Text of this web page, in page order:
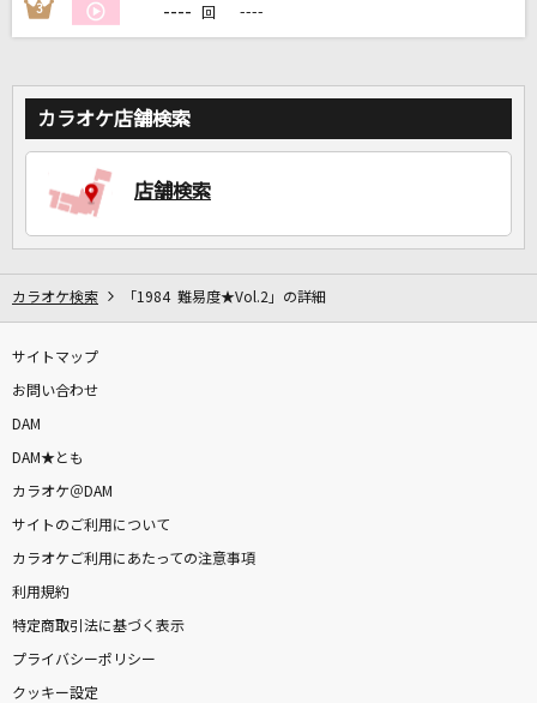
もっと見る
DAMの新曲・ランキングなど
カラオケ最新情報をチェック！
カラオケをもっと楽しもう！
3 ---- 回 ----
カラオケ店舗検索
店舗検索
カラオケ検索 「1984 難易度★Vol.2」の詳細
サイトマップ
お問い合わせ
DAM
DAM★とも
カラオケ＠DAM
サイトのご利用について
カラオケご利用にあたっての注意事項
利用規約
特定商取引法に基づく表示
プライバシーポリシー
クッキー設定